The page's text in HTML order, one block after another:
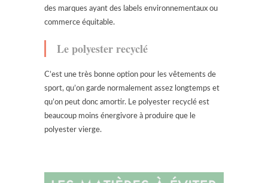
des marques ayant des labels environnementaux ou
commerce équitable.
Le polyester recyclé
C’est une très bonne option pour les vêtements de
sport, qu’on garde normalement assez longtemps et
qu’on peut donc amortir. Le polyester recyclé est
beaucoup moins énergivore à produire que le
polyester vierge.